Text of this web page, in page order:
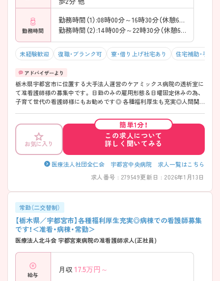
勤務時間
勤務時間（1）:08時00分～16時30分（休憩60分）
勤務時間（2）:14時00分～22時30分（休憩60分）
未経験歓迎 復職・ブランク可 寮・借り上げ社宅あり 住宅補助・手当
栃木県宇都宮市に位置する大手法人運営のケアミックス病院の透析室に
て准看護師様の募集中です。 日勤のみの雇用形態＆日曜固定休みの為、
子育て世代の看護師様にもお勧めです◎ 各種福利厚生も充実◎人間関
お気に入り
簡単1分！
この求人について
詳しく聞いてみる
医療法人社団全仁会 宇都宮中央病院 求人一覧はこちら
求人番号 : 279549更新日 : 2026年1月13日
常勤（二交替制）
【栃木県／宇都宮市】各種福利厚生充実◎病棟での看護師募集
です！＜准看・病棟・常勤＞
医療法人北斗会 宇都宮東病院の准看護師求人(正社員)
給与
月収 17.5万円～